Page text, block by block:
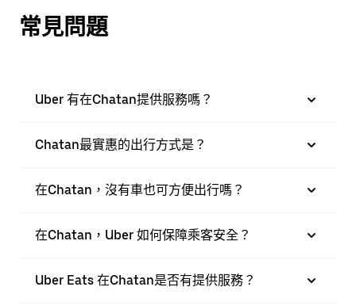
常見問題
Uber 有在Chatan提供服務嗎？
Chatan最實惠的出行方式是？
在Chatan，沒有車也可方便出行嗎？
在Chatan，Uber 如何保障乘客安全？
Uber Eats 在Chatan是否有提供服務？